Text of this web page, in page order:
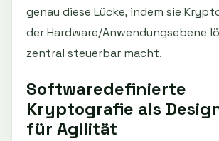
genau diese Lücke, indem sie
der Hardware/Anwendungsebene
zentral steuerbar macht.
Softwaredefinierte
Kryptografie als
für Agilität